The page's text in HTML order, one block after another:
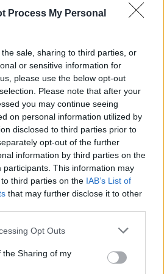
Process My Personal
sale, sharing to third parties, or
or sensitive information for
please use the below opt-out
Please note that after your
you may continue seeing
on personal information utilized by
disclosed to third parties prior to
opt-out of the further
information by third parties on the
participants. This information may
third parties on the IAB’s List of
that may further disclose it to other
Opt Outs
the Sharing of my
τις προκλήσεις –
στην Αμμόχωστο
τιμήν του που...